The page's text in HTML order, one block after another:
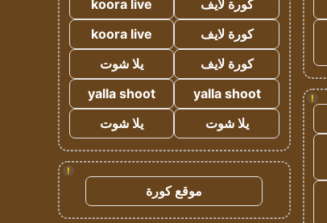
!
كورة لايف
koora live
كورة لايف
koora live
كورة لايف
يلا شوت
yalla shoot
yalla shoot
يلا شوت
يلا شوت
!
موقع كورة